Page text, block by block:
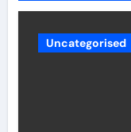
Uncategorised